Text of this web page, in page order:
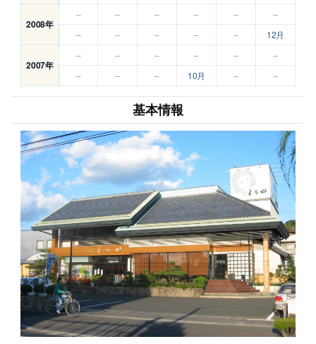
2008年
– – – – –
–
–
– – – – 12月
2007年
– – – – –
–
–
– – 10月 – –
基本情報